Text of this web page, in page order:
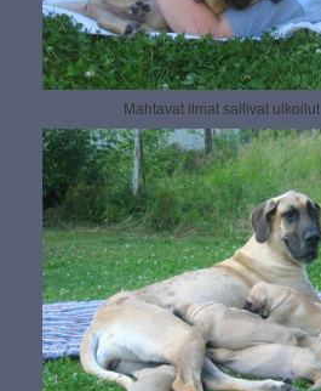
Mahtavat ilmat sallivat ulkoilut